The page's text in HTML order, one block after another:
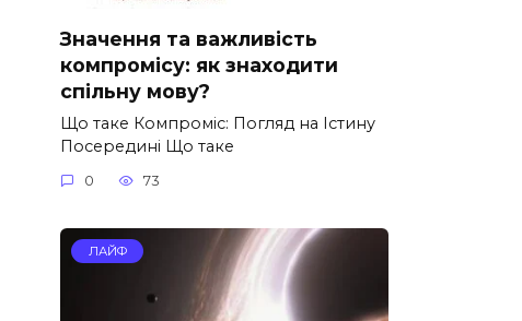
Значення та важливість
компромісу: як знаходити
спільну мову?
Що таке Компроміс: Погляд на Істину
Посередині Що таке
0 73
ЛАЙФ